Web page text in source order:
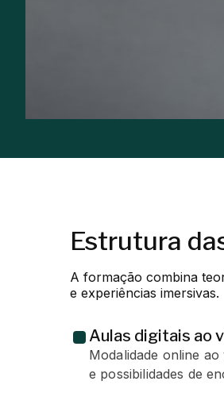
Estrutura
A formação combina
e experiências imersivas.
Aulas digitais ao
Modalidade online
e possibilidades de